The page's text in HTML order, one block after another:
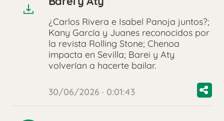
¿Carlos Rivera e Isabel Panoja juntos?;
Kany García y Juanes reconocidos por
la revista Rolling Stone; Chenoa
impacta en Sevilla; Barei y Aty
volverían a hacerte bailar.
30/06/2026 · 0:01:43